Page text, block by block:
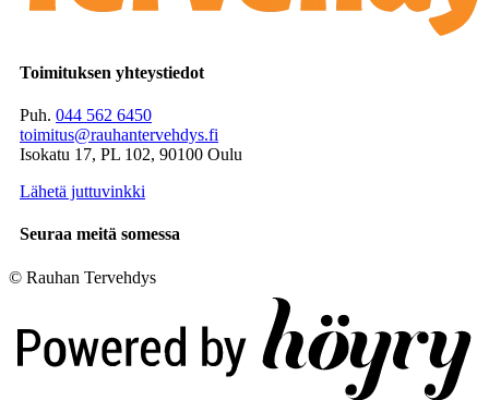
Toimituksen yhteystiedot
Puh. 044 562 6450
toimitus@rauhantervehdys.fi
Isokatu 17, PL 102, 90100 Oulu
Lähetä juttuvinkki
Seuraa meitä somessa
© Rauhan Tervehdys